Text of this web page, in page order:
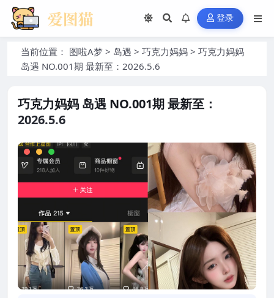
登录
当前位置： 图啦A梦 > 岛遇 > 巧克力妈妈 > 巧克力妈妈
岛遇 NO.001期 最新至：2026.5.6
巧克力妈妈 岛遇 NO.001期 最新至：
2026.5.6